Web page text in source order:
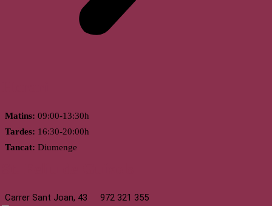
Matins: 09:00-13:30h
Tardes: 16:30-20:00h
Tancat: Diumenge
Carrer Sant Joan, 43 972 321 355